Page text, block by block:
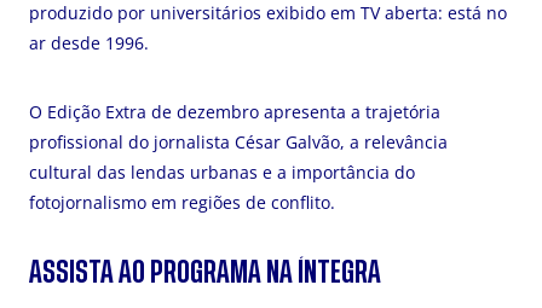
produzido por universitários exibido em TV aberta: está no
ar desde 1996.
O Edição Extra de dezembro apresenta a trajetória
profissional do jornalista César Galvão, a relevância
cultural das lendas urbanas e a importância do
fotojornalismo em regiões de conflito.
ASSISTA AO PROGRAMA NA ÍNTEGRA